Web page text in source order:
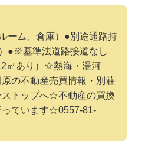
ーム、倉庫）●別途通路持
●※基準法道路接道なし
㎡あり）☆熱海・湯河
の不動産売買情報・別荘
トップへ☆不動産の買換
っています☆0557-81-